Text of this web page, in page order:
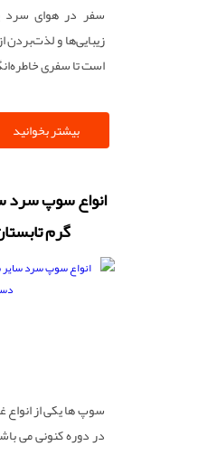
سفر در هوای سرد
زیبایی‌ها و لذت‌بردن
است تا سفری
بیشتر بخوانید
انواع سوپ سرد
گرم
سوپ ها یکی از
در دوره کنونی می